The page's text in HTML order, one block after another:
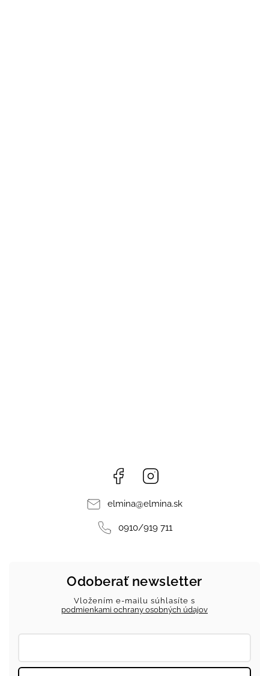
Facebook
elmina@elmina.sk
0910/919 711
Odoberať newsletter
Vložením e-mailu súhlasíte s
podmienkami ochrany osobných údajov